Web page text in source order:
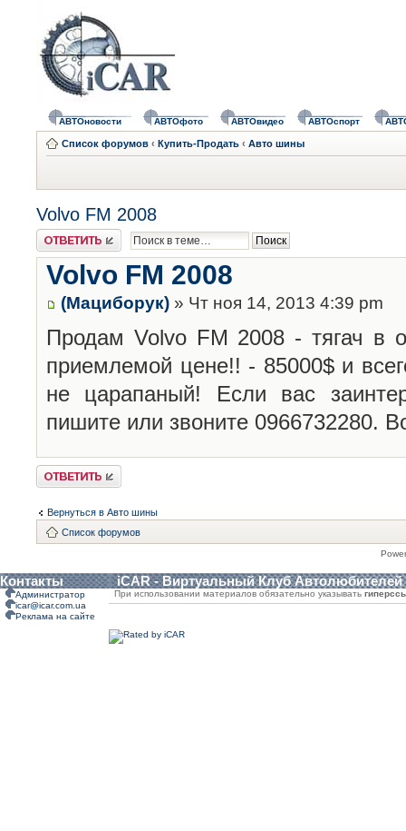
АВТОновости АВТОфото АВТОвидео АВТОспорт
Список форумов ‹ Купить-Продать ‹ Авто шины
Volvo FM 2008
Ответить
Volvo FM 2008
(Мациборук) » Чт ноя 14, 2013 4:39 pm
Продам Volvo FM 2008 - тягач в
приемлемой цене!! - 85000$ и
не царапаный! Если вас
пишите или звоните 0966732280.
Ответить
Вернуться в Авто шины
Список форумов
Контакты iCAR - Виртуальный Клуб Автолюбителей
Администратор
icar@icar.com.ua
Реклама на сайте
При использовании материалов обязательно указывать